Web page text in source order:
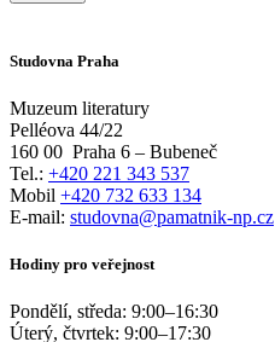
Studovna Praha
Muzeum literatury
Pelléova 44/22
160 00 Praha 6 – Bubeneč
Tel.: +420 221 343 537
Mobil +420 732 633 134
E-mail: studovna@pamatnik-np.cz
Hodiny pro veřejnost
Pondělí, středa: 9:00–16:30
Úterý, čtvrtek: 9:00–17:30